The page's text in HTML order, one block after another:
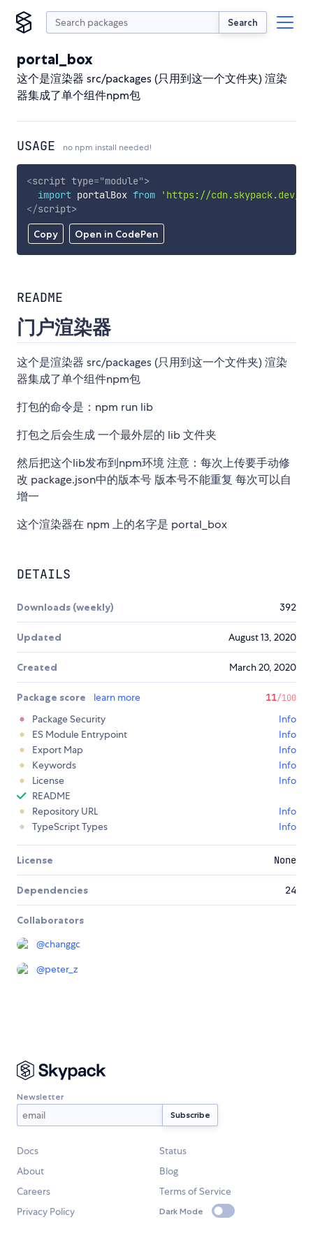
Search
portal_box
这个是渲染器 src/packages (只用到这一个文件夹) 渲染
器集成了单个组件npm包
USAGE no npm install needed!
Copy Open in CodePen
<script type="module">
import portalBox from
'https://cdn.skypack.dev/
</script>
README
门户渲染器
这个是渲染器 src/packages (只用到这一个文件夹) 渲染
器集成了单个组件npm包
打包的命令是：npm run lib
打包之后会生成 一个最外层的 lib 文件夹
然后把这个lib发布到npm环境 注意：每次上传要手动修
改 package.json中的版本号 版本号不能重复 每次可以自
增一
这个渲染器在 npm 上的名字是 portal_box
DETAILS
Downloads (weekly) 392
Updated August 13, 2020
Created March 20, 2020
Package score learn more 11/100
Package Security
Info
ES Module Entrypoint
Info
Export Map
Info
Keywords
Info
License
Info
README
Repository URL
Info
TypeScript Types
Info
License None
Dependencies 24
Collaborators
@changgc
@peter_z
Newsletter
Docs
Status
About
Blog
Careers
Terms of Service
Privacy Policy
Dark Mode